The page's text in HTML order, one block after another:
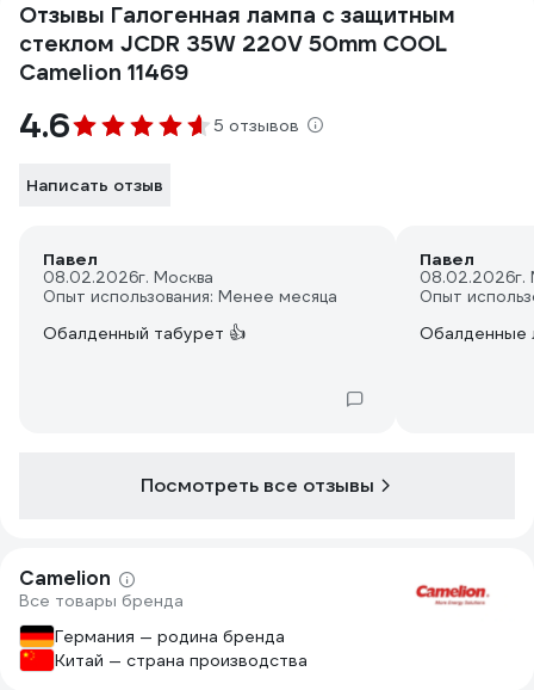
Отзывы Галогенная лампа с защитным
стеклом JCDR 35W 220V 50mm COOL
Camelion 11469
4.6 5 отзывов
Написать отзыв
Павел
08.02.2026г. Москва
Опыт использования: Менее месяца
Обалденный табурет 👍
Павел
08.02.2026г.
Опыт
Обалденные
Посмотреть все отзывы
Camelion
Все товары бренда
Германия — родина бренда
Китай — страна производства